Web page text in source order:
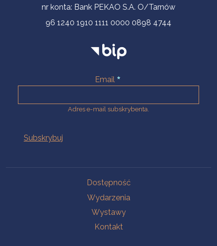
nr konta: Bank PEKAO S.A. O/Tarnów
96 1240 1910 1111 0000 0898 4744
Email
Adres e-mail subskrybenta.
Dostępność
Wydarzenia
Wystawy
Kontakt